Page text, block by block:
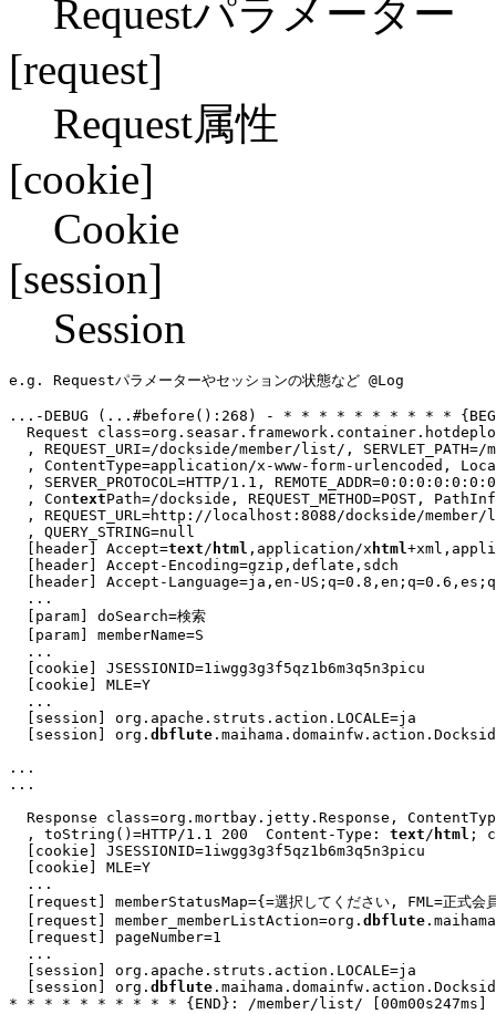
Requestパラメーター
[request]
Request属性
[cookie]
Cookie
[session]
Session
e.g. Requestパラメーターやセッションの状態など @Log
... -DEBUG ( ... #before():268) - * * * * * * * * * *
Request
, REQUEST_URI=/dockside/member/list/,
, ContentType=application/x-www-form-urlencoded,
, SERVER_PROTOCOL=HTTP/1.1,
  , Con
textPath=/dockside, REQUEST_METHOD=POST,
, REQUEST_URL=http://localhost:8088/dockside/member/
  , QUERY_STRING=null
  [header] Accept=
text/ html ,application/x html
  [header] Accept-Encoding=gzip,deflate,sdch
[header] Accept-Language=ja,en-
...
  [param] doSearch=検索
  [param] memberName=S
...
  [cookie] JSESSIONID=1iwgg3g3f5qz1b6m3q5n3picu
  [cookie] MLE=Y
...
  [session] org.apache.struts.action.LOCALE=ja
  [session] org.
dbflute
...
...
Response class=org.mortbay.jetty.Response,
  , toString()=HTTP/1.1 200  Content-Type:
text/ html ;
  [cookie] JSESSIONID=1iwgg3g3f5qz1b6m3q5n3picu
  [cookie] MLE=Y
...
[request] memberStatusMap={=選択してください, FML=正式会
  [request] member_memberListAction=org.
dbflute
  [request] pageNumber=1
...
  [session] org.apache.struts.action.LOCALE=ja
  [session] org.
dbflute
* * * * * * * * * * {END}: /member/list/ [00m00s247ms]